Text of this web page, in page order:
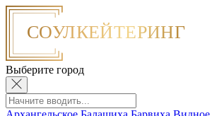
Выберите город